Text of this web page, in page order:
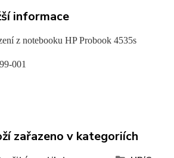
informace
z notebooku HP Probook 4535s
001
zařazeno v kategoriích